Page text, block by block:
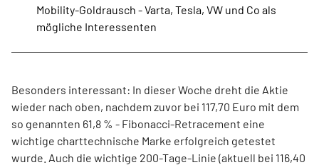
Mobility-Goldrausch - Varta, Tesla, VW und Co als
mögliche Interessenten
Besonders interessant: In dieser Woche dreht die Aktie
wieder nach oben, nachdem zuvor bei 117,70 Euro mit dem
so genannten 61,8 % - Fibonacci-Retracement eine
wichtige charttechnische Marke erfolgreich getestet
wurde. Auch die wichtige 200-Tage-Linie (aktuell bei 116,40